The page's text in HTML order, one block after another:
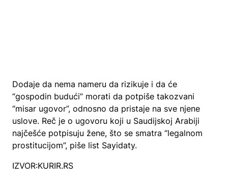
Dodaje da nema nameru da rizikuje i da će
“gospodin budući” morati da potpiše takozvani
“misar ugovor”, odnosno da pristaje na sve njene
uslove. Reč je o ugovoru koji u Saudijskoj Arabiji
najčešće potpisuju žene, što se smatra “legalnom
prostitucijom”, piše list Sayidaty.
IZVOR:KURIR.RS